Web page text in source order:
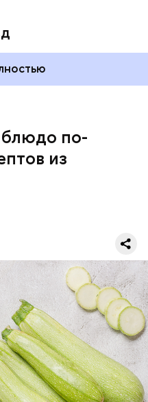
блюдо по-
из
не для всех дыня
очередь ее стоит